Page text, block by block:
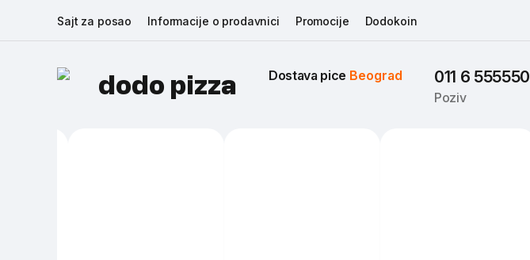
Sajt za posao Informacije o prodavnici Promocije Dodokoin
dodo pizza Dostava pice Beograd 011 6 555550
Poziv